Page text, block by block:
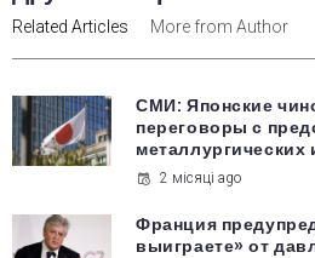
Related Articles More from Author
СМИ: Японские
переговоры с
2 місяці ago
Франция
выиграете» от